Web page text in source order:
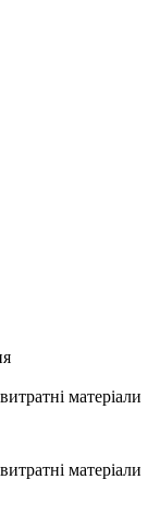
матеріали
матеріали